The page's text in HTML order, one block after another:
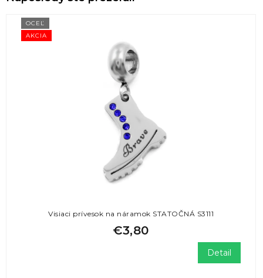
AKCIA
OCEĽ
Visiaci prívesok na náramok STATOČNÁ S3111
€3,80
Detail